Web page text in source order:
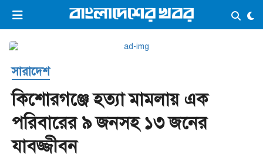
ভিডিও ই-পেপার লগইন ×
প্রচ্ছদ
সর্বশেষ
সব বিভাগ
আর্কাইভ
কনভার্টার
সারাদেশ
কিশোরগঞ্জে হত্যা মামলায় এক
পরিবারের ৯ জনসহ ১৩ জনের
যাবজ্জীবন